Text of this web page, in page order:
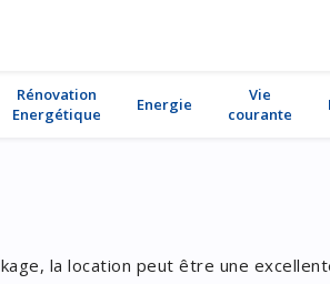
Rénovation
Energétique
Energie
Vie
courante
la location peut être une